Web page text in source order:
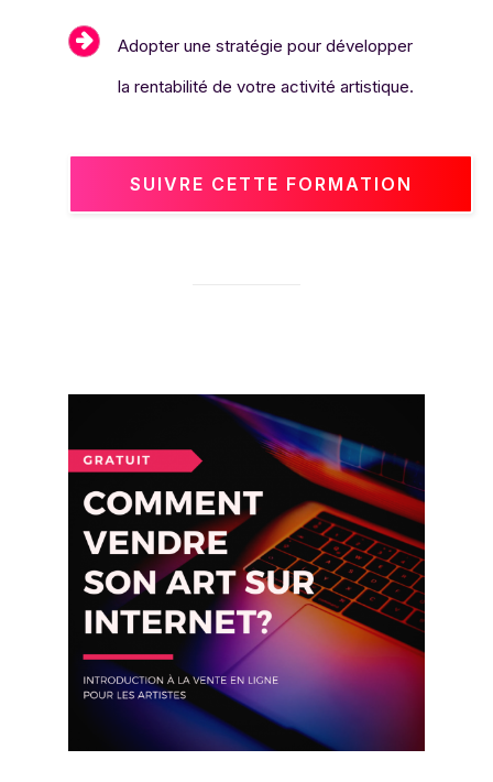
Adopter une stratégie pour développer
la rentabilité de votre activité artistique.
SUIVRE CETTE FORMATION